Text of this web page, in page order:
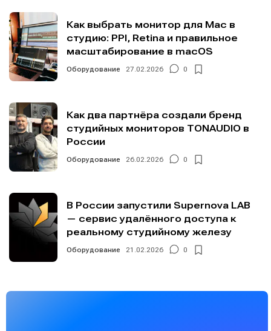
Как выбрать монитор для Mac в
студию: PPI, Retina и правильное
масштабирование в macOS
Оборудование 27.02.2026 0
Как два партнёра создали бренд
студийных мониторов TONAUDIO в
России
Оборудование 26.02.2026 0
В России запустили Supernova LAB
— сервис удалённого доступа к
реальному студийному железу
Оборудование 21.02.2026 0